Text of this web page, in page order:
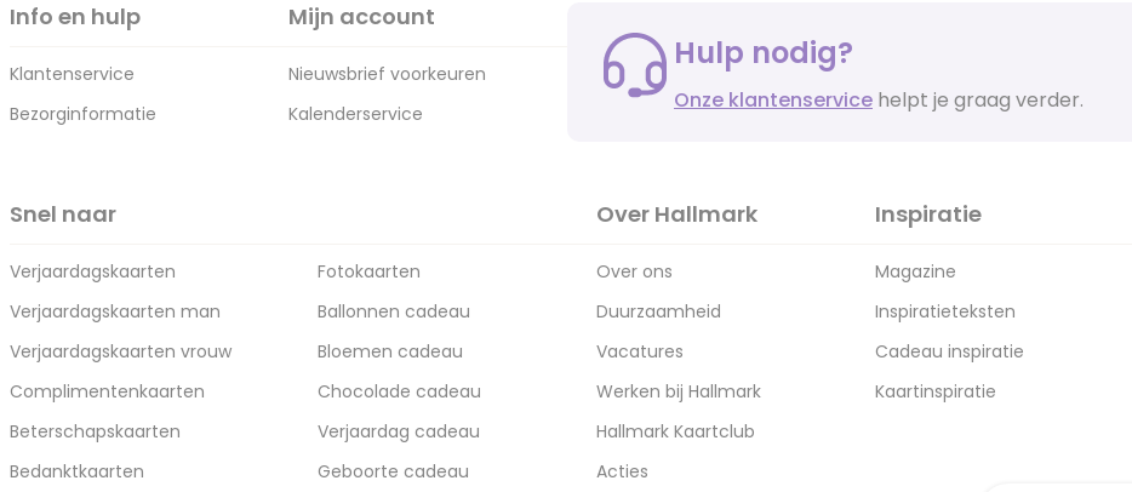
Info en hulp
Klantenservice
Bezorginformatie
Mijn account
Nieuwsbrief voorkeuren
Kalenderservice
Hulp nodig?
Onze klantenservice helpt je graag verder.
Snel naar
Verjaardagskaarten
Verjaardagskaarten man
Verjaardagskaarten vrouw
Complimentenkaarten
Beterschapskaarten
Bedanktkaarten
Fotokaarten
Ballonnen cadeau
Bloemen cadeau
Chocolade cadeau
Verjaardag cadeau
Geboorte cadeau
Over Hallmark
Over ons
Duurzaamheid
Vacatures
Werken bij Hallmark
Hallmark Kaartclub
Acties
Inspiratie
Magazine
Inspiratieteksten
Cadeau inspiratie
Kaartinspiratie